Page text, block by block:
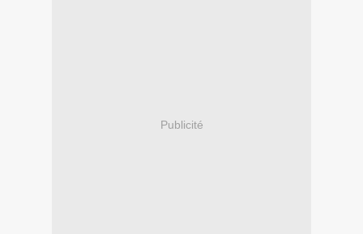
Publicité